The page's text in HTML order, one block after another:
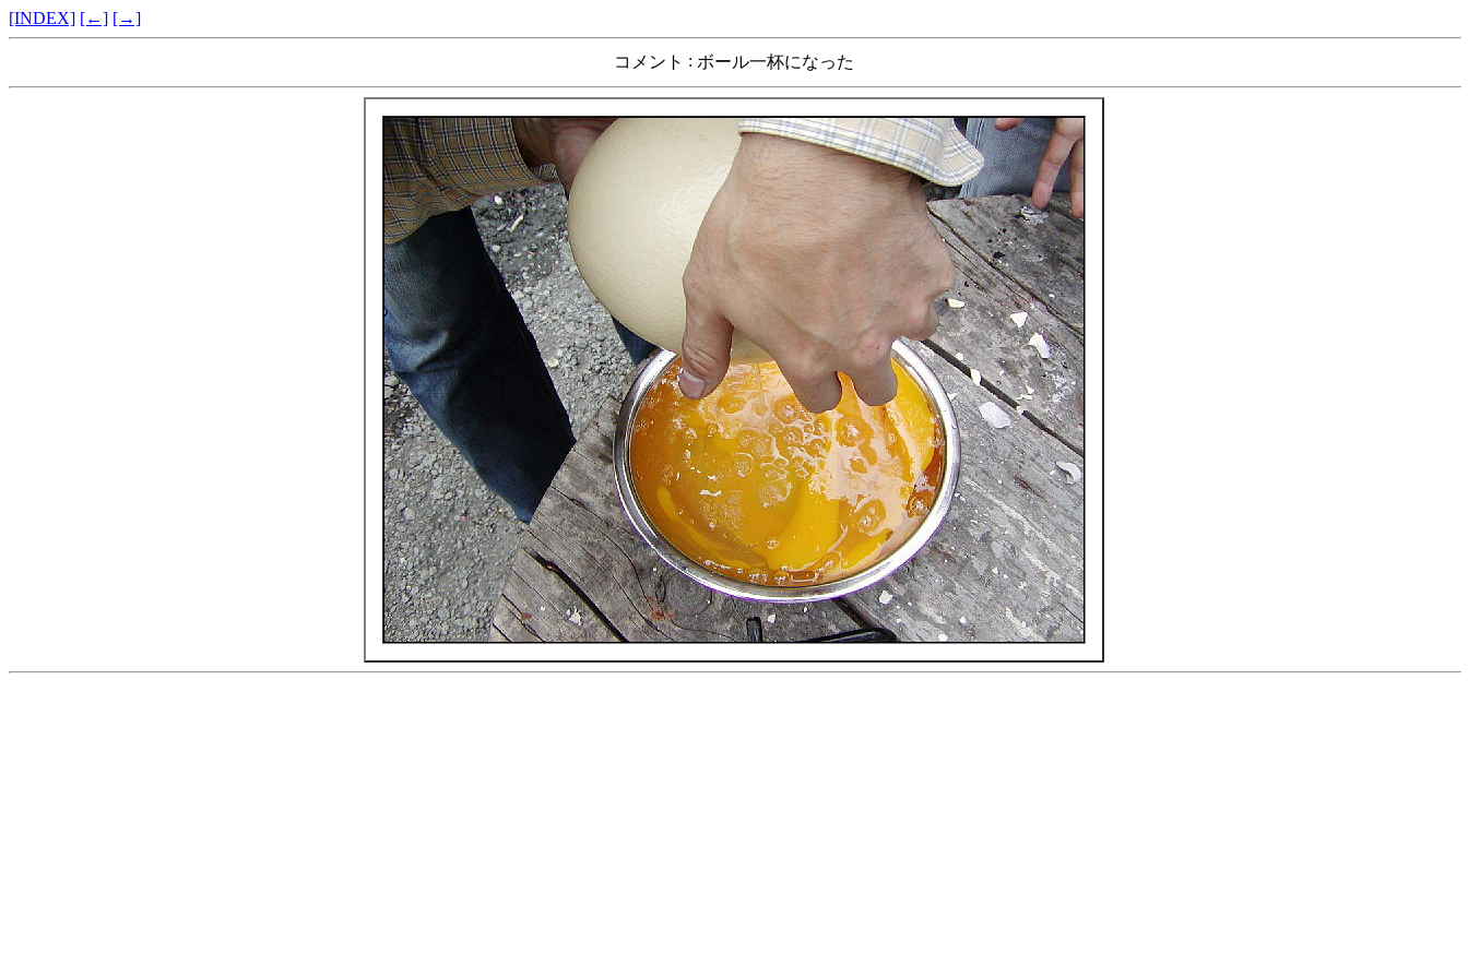
[INDEX] [←] [→]
コメント : ボール一杯になった